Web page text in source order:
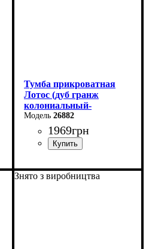
Тумба прикроватная
Лотос (дуб гранж
колониальный-
антрацит)-2 шт
26882
1969грн
Ширина: 40 см
Знято з виробництва